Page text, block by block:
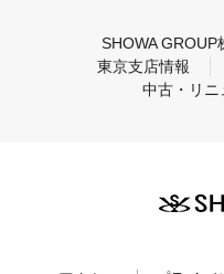
SHOWA
東京支店情報
中古・リニ